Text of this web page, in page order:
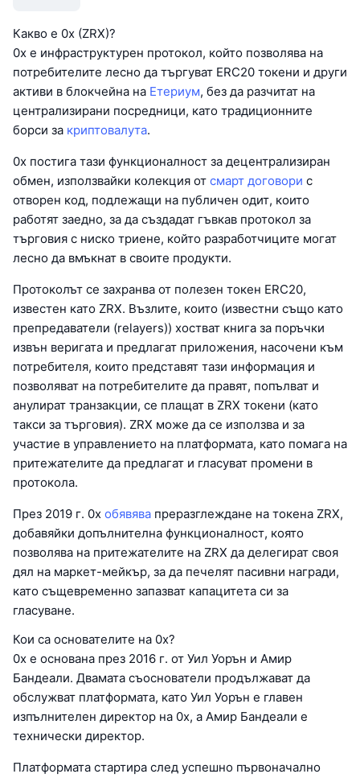
Какво е 0x (ZRX)?
0x е инфраструктурен протокол, който позволява на
потребителите лесно да търгуват ERC20 токени и други
активи в блокчейна на Етериум, без да разчитат на
централизирани посредници, като традиционните
борси за криптовалута.
0x постига тази функционалност за децентрализиран
обмен, използвайки колекция от смарт договори с
отворен код, подлежащи на публичен одит, които
работят заедно, за да създадат гъвкав протокол за
търговия с ниско триене, който разработчиците могат
лесно да вмъкнат в своите продукти.
Протоколът се захранва от полезен токен ERC20,
известен като ZRX. Възлите, които (известни също като
препредаватели (relayers)) хостват книга за поръчки
извън веригата и предлагат приложения, насочени към
потребителя, които представят тази информация и
позволяват на потребителите да правят, попълват и
анулират транзакции, се плащат в ZRX токени (като
такси за търговия). ZRX може да се използва и за
участие в управлението на платформата, като помага на
притежателите да предлагат и гласуват промени в
протокола.
През 2019 г. 0x обявява преразглеждане на токена ZRX,
добавяйки допълнителна функционалност, която
позволява на притежателите на ZRX да делегират своя
дял на маркет-мейкър, за да печелят пасивни награди,
като същевременно запазват капацитета си за
гласуване.
Кои са основателите на 0x?
0x е основана през 2016 г. от Уил Уорън и Амир
Бандеали. Двамата съоснователи продължават да
обслужват платформата, като Уил Уорън е главен
изпълнителен директор на 0x, а Амир Бандеали е
технически директор.
Платформата стартира след успешно първоначално